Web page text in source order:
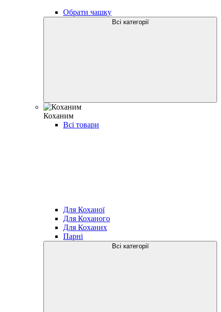
Обрати чашку
Всі категорії
Коханим
Всі товари
Для Коханої
Для Коханого
Для Коханих
Парні
Всі категорії